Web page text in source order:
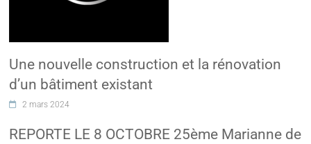
Une nouvelle construction et la rénovation
d’un bâtiment existant
2 mars 2024
REPORTE LE 8 OCTOBRE 25ème Marianne de